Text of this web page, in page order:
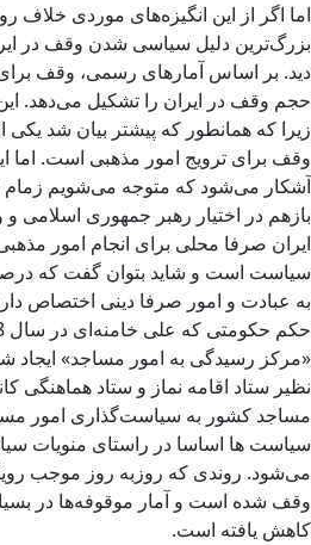
اما اگر از این انگیزه‌های موردی خلاف
بزرگ‌ترین دلیل سیاسی شدن وقف در
دید. بر اساس آمارهای رسمی، وقف
حجم وقف در ایران را تشکیل می‌دهد.
زیرا که همانطور که پیشتر بیان شد
وقف برای ترویج امور مذهبی است. اما
آشکار می‌شود که متوجه می‌شویم زمام
بازهم در اختیار رهبر جمهوری
ایران صرفا محلی برای انجام امور
سیاست است و شاید بتوان گفت که
به عبادت و امور صرفا دینی اختصاص
«مرکز رسیدگی به امور مساجد» ایجاد
نظیر ستاد اقامه نماز و ستاد هماهنگی
مساجد کشور به سیاست‌گذاری امور
سیاست ها اساسا در راستای منویات
می‌شود. روندی که روزبه روز موجب
وقف شده است و آمار موقوفه‌ها در
کاهش یافته است.